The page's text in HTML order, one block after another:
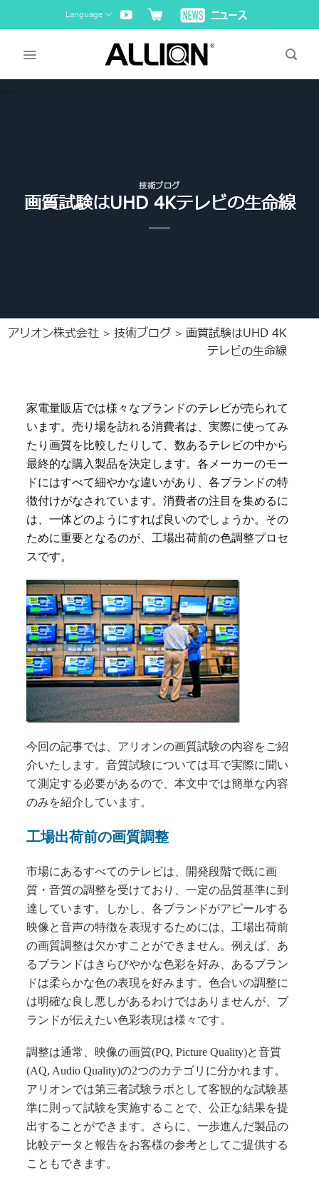
to
Language
技術ブログ
画質試験はUHD 4Kテレビの生命線
アリオン株式会社 >技術ブログ > 画質試験はUHD 4K
テレビの生命線
家電量販店では様々なブランドのテレビが売られて
います。売り場を訪れる消費者は、実際に使ってみ
たり画質を比較したりして、数あるテレビの中から
最終的な購入製品を決定します。各メーカーのモー
ドにはすべて細やかな違いがあり、各ブランドの特
徴付けがなされています。消費者の注目を集めるに
は、一体どのようにすれば良いのでしょうか。その
ために重要となるのが、工場出荷前の色調整プロセ
スです。
今回の記事では、アリオンの画質試験の内容をご紹
介いたします。音質試験については耳で実際に聞い
て測定する必要があるので、本文中では簡単な内容
のみを紹介しています。
工場出荷前の画質調整
市場にあるすべてのテレビは、開発段階で既に画
質・音質の調整を受けており、一定の品質基準に到
達しています。しかし、各ブランドがアピールする
映像と音声の特徴を表現するためには、工場出荷前
の画質調整は欠かすことができません。例えば、あ
るブランドはきらびやかな色彩を好み、あるブラン
ドは柔らかな色の表現を好みます。色合いの調整に
は明確な良し悪しがあるわけではありませんが、ブ
ランドが伝えたい色彩表現は様々です。
調整は通常、映像の画質(PQ, Picture Quality)と音質
(AQ, Audio Quality)の2つのカテゴリに分かれます。
アリオンでは第三者試験ラボとして客観的な試験基
準に則って試験を実施することで、公正な結果を提
出することができます。さらに、一歩進んだ製品の
比較データと報告をお客様の参考としてご提供する
こともできます。